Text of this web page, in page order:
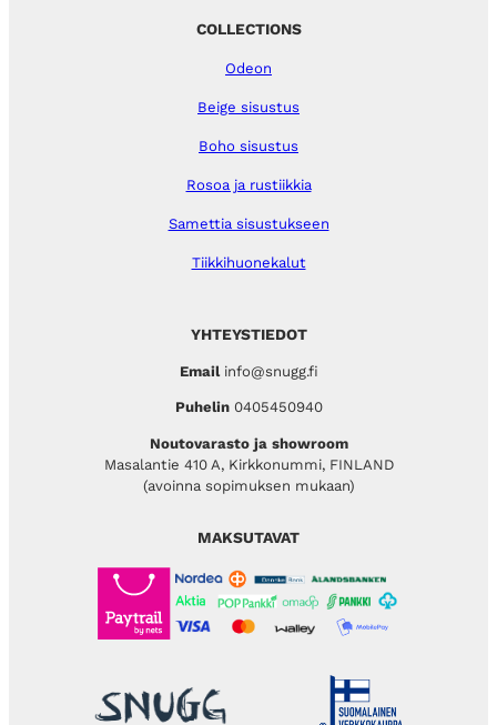
YHTEYSTIEDOT
Emailinfo@snugg.fi
Puhelin 0405450940
Noutovarasto ja showroom
Masalantie 410 A, Kirkkonummi, FINLAND
(avoinna sopimuksen mukaan)
COLLECTIONS
Odeon
Beige sisustus
Boho sisustus
Rosoa ja rustiikkia
Samettia sisustukseen
Tiikkihuonekalut
MAKSUTAVAT